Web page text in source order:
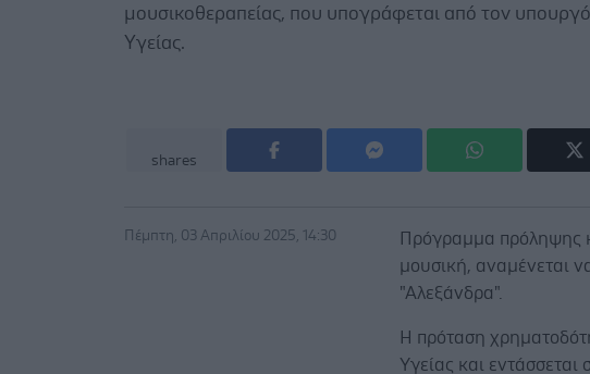
μουσικοθεραπείας, που υπογράφεται από τον υπουργό
Υγείας.
shares
Πέμπτη, 03 Απριλίου 2025, 14:30
Πρόγραμμα πρόληψης
μουσική, αναμένεται
"Αλεξάνδρα".
Η πρόταση
Υγείας και